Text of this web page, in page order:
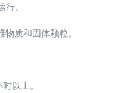
。
质和固体颗粒。
以上。